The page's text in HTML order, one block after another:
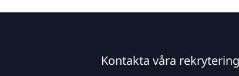
Kontakta våra